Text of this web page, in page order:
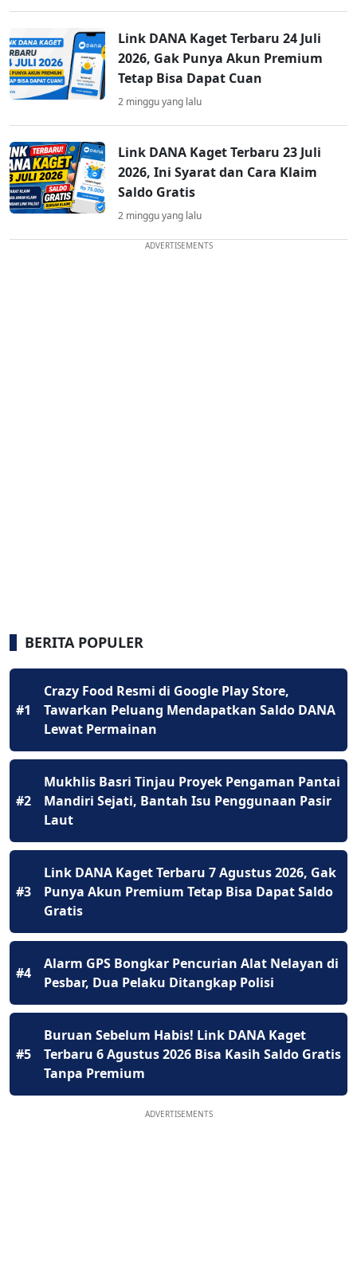
Link DANA Kaget Terbaru 24 Juli
2026, Gak Punya Akun Premium
Tetap Bisa Dapat Cuan
2 minggu yang lalu
Link DANA Kaget Terbaru 23 Juli
2026, Ini Syarat dan Cara Klaim
Saldo Gratis
2 minggu yang lalu
ADVERTISEMENTS
BERITA POPULER
#1
Crazy Food Resmi di Google Play Store,
Tawarkan Peluang Mendapatkan Saldo DANA
Lewat Permainan
#2
Mukhlis Basri Tinjau Proyek Pengaman Pantai
Mandiri Sejati, Bantah Isu Penggunaan Pasir
Laut
#3
Link DANA Kaget Terbaru 7 Agustus 2026, Gak
Punya Akun Premium Tetap Bisa Dapat Saldo
Gratis
#4
Alarm GPS Bongkar Pencurian Alat Nelayan di
Pesbar, Dua Pelaku Ditangkap Polisi
#5
Buruan Sebelum Habis! Link DANA Kaget
Terbaru 6 Agustus 2026 Bisa Kasih Saldo Gratis
Tanpa Premium
ADVERTISEMENTS